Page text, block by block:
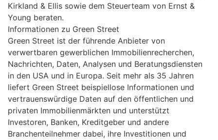
Kirkland & Ellis sowie dem Steuerteam von Ernst &
Young beraten.
Informationen zu Green Street
Green Street ist der führende Anbieter von
verwertbaren gewerblichen Immobilienrecherchen,
Nachrichten, Daten, Analysen und Beratungsdiensten
in den USA und in Europa. Seit mehr als 35 Jahren
liefert Green Street beispiellose Informationen und
vertrauenswürdige Daten auf den öffentlichen und
privaten Immobilienmärkten und unterstützt
Investoren, Banken, Kreditgeber und andere
Branchenteilnehmer dabei, ihre Investitionen und